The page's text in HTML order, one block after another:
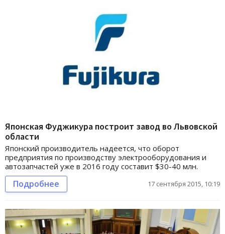
Японская Фуджикура построит завод во Львовской
области
Японский производитель надеется, что оборот
предприятия по производству электрооборудования и
автозапчастей уже в 2016 году составит $30-40 млн.
Подробнее 17 сентября 2015, 10:19